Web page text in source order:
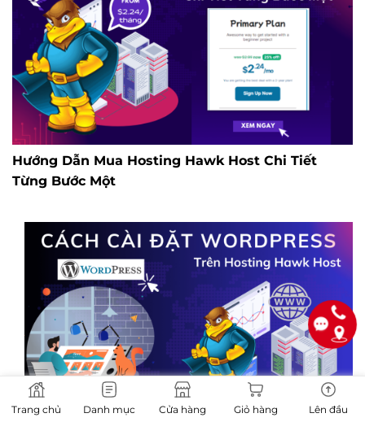
Hướng Dẫn Mua Hosting Hawk Host Chi Tiết
Từng Bước Một
Trang chủ Danh mục Cửa hàng Giỏ hàng Lên đầu